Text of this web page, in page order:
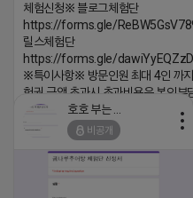
체험신청※ 블로그체험단
https://forms.gle/
릴스체험단
https://forms.gle/
※특이사항※ 방문인원 최대 4인 까
험권 금액 초과시 초과비용은 본인부
2026-04-18 17:18
비공개